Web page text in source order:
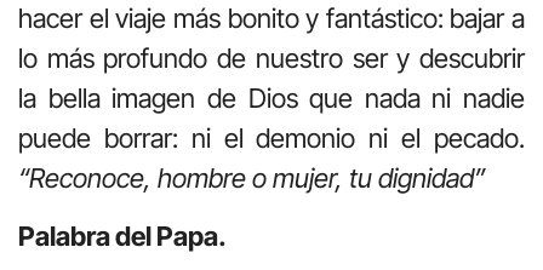
hacer el viaje más bonito y fantástico: bajar a
lo más profundo de nuestro ser y descubrir
la bella imagen de Dios que nada ni nadie
puede borrar: ni el demonio ni el pecado.
“Reconoce, hombre o mujer, tu dignidad”
Palabra del Papa.